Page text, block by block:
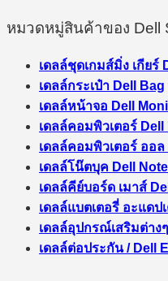
หมวดหมู่สินค้าของ Dell
เดลล์ชุดเกมส์มิ่ง เกียร์
เดลล์กระเป๋า Dell Bag
เดลล์หน้าจอ Dell
เดลล์คอมพิวเตอร์
เดลล์คอมพิวเตอร์ ออ
เดลล์โน๊ตบุค Dell
เดลล์คีย์บอร์ด เมาส์
เดลล์แบตเตอรี่ อะแดป
เดลล์อุปกรณ์เสริมต่าง
เดลล์ต่อประกัน / Dell